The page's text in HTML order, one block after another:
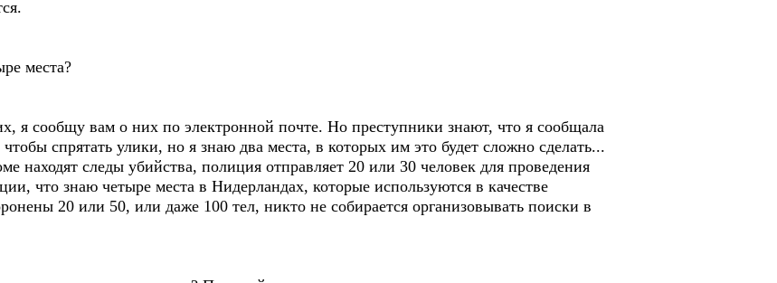
места?
я сообщу вам о них по электронной почте. Но преступники знают, что я сообщала
спрятать улики, но я знаю два места, в которых им это будет сложно сделать...
находят следы убийства, полиция отправляет 20 или 30 человек для проведения
что знаю четыре места в Нидерландах, которые используются в качестве
20 или 50, или даже 100 тел, никто не собирается организовывать поиски в